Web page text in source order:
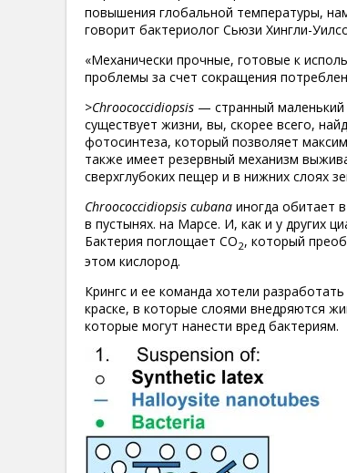
повышения глобальной температуры,
говорит бактериолог Сьюзи Хингли-
«Механически прочные, готовые к
проблемы за счет сокращения
>Chroococcidiopsis — странный маленький
существует жизни, вы, скорее всего,
фотосинтеза, который позволяет
также имеет резервный механизм
сверхглубоких пещер и в нижних слоях
Chroococcidiopsis cubana иногда обитает
в пустынях. на Марсе. И, как и у других
Бактерия поглощает CO2, который
этом кислород.
Крингс и ее команда хотели
краске, в которые слоями внедряются
которые могут нанести вред бактериям.